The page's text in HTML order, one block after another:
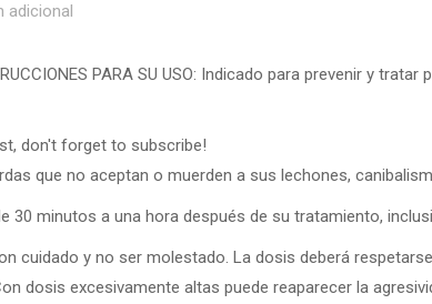
adicional
PARA SU USO: Indicado para prevenir y tratar
don't forget to subscribe!
que no aceptan o muer­den a sus lechones,
30 minutos a una hora después de su tratamiento,
cuidado y no ser molestado. La dosis deberá
dosis excesivamente altas puede reaparecer la